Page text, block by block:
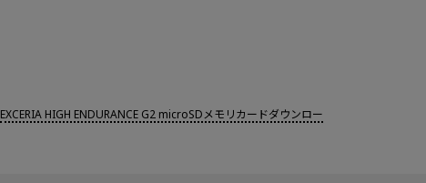
EXCERIA HIGH ENDURANCE G2 microSDメモリカードダウンロー